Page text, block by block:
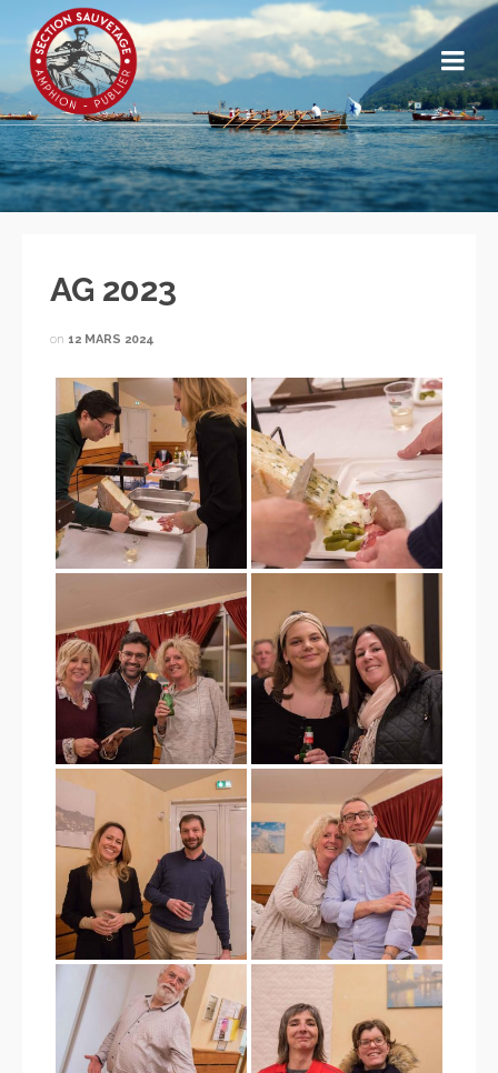
AG 2023
on 12 MARS 2024